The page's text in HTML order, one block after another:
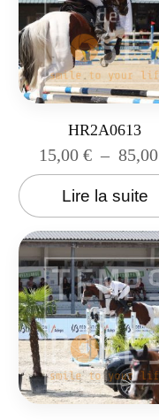
HR2A0613
15,00 € – 85,00
Lire la suite